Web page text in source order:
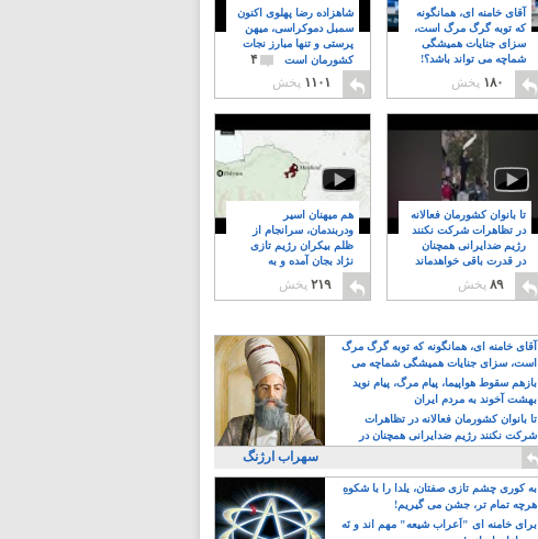
شاهزاده رضا پهلوی اکنون
سمبل دموکراسی، میهن
پرستی و تنها مبارز نجات
کشورمان است
۴
۱۱۰۱ پخش
آقای خامنه ای، همانگونه
که توبه گرگ مرگ است،
سزای جنایات همیشگی
شماچه می تواند باشد؟!
۸
۱۸۰ پخش
هم میهنان اسیر
ودربندمان، سرانجام از
ظلم بیکران رژیم تازی
نژاد بجان آمده و به
۲۱۹ پخش
تا بانوان کشورمان فعالانه
در تظاهرات شرکت نکنند
رژیم ضدایرانی همچنان
در قدرت باقی خواهدماند
۸
۸۹ پخش
آقای خامنه ای، همانگونه که توبه گرگ مرگ
است، سزای جنایات همیشگی شماچه می
تواند باشد؟!
بازهم سقوط هواپیما، پیام مرگ، پیام نوید
بهشت آخوند به مردم ایران
تا بانوان کشورمان فعالانه در تظاهرات
شرکت نکنند رژیم ضدایرانی همچنان در
قدرت باقی خواهدماند
سهراب ارژنگ
به کوری چشم تازی صفتان، یلدا را با شکوهِ
هرچه تمام تر، جشن می گیریم!
برای خامنه ای "اَعراب شیعه" مهم اند و نَه